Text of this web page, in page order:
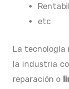
etc
La tecnología
la industria
reparación o